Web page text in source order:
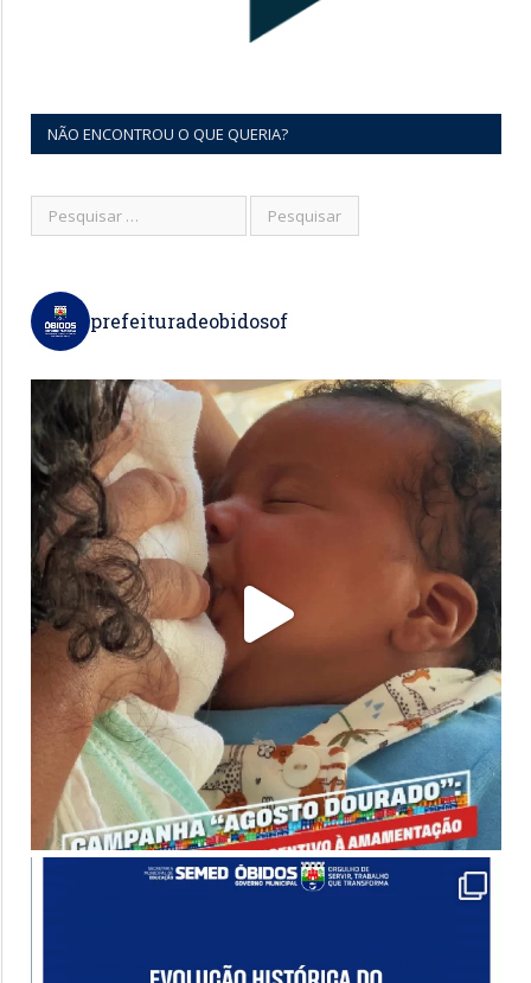
NÃO ENCONTROU O QUE QUERIA?
prefeituradeobidosof